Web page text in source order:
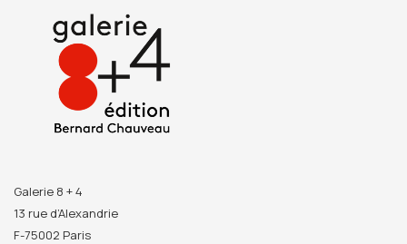
Galerie 8 + 4
13 rue d’Alexandrie
F-75002 Paris